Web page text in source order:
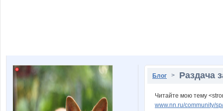
Блог > Раздача
Читайте мою тему
www.nn.ru/community/